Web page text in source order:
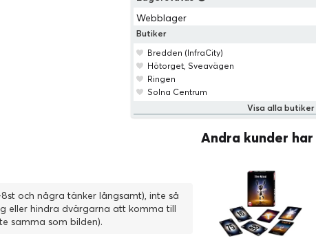
Webblager
Butiker
Bredden (InfraCity)
Hötorget, Sveavägen
Ringen
Solna Centrum
Visa alla butiker
och några tänker långsamt), inte så
eller hindra dvärgarna att komma till
samma som bilden).
Andra kunder